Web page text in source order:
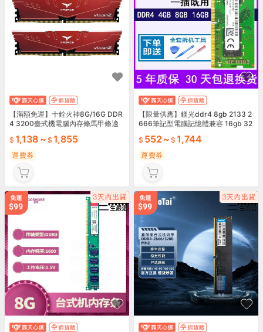
【滿額免運】十銓火神8G/16G DDR
4 3200臺式機電腦內存條馬甲條適
1,138 ~ 1,855
運費券
【限量供應】鎂光ddr4 8gb 2133 2
666筆記型電腦記憶體兼容 16gb 32
552 ~ 1,744
運費券